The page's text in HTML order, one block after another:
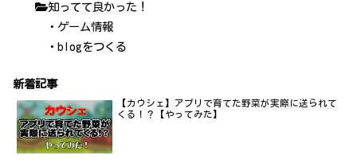
知ってて良かった！
・ゲーム情報
・blogをつくる
新着記事
【カウシェ】アプリで育てた野菜が実際に送られて
くる！？【やってみた】